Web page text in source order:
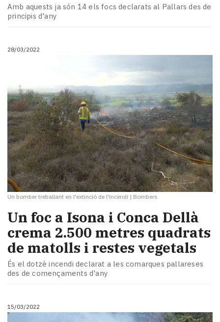
Amb aquests ja són 14 els focs declarats al Pallars des de
principis d'any
28/03/2022
Un bomber treballant en l'extinció de l'incendi | Bombers
Un foc a Isona i Conca Dellà
crema 2.500 metres quadrats
de matolls i restes vegetals
És el dotzè incendi declarat a les comarques pallareses
des de començaments d'any
15/03/2022